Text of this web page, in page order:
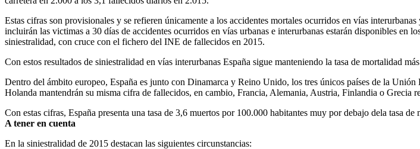
Estas cifras son provisionales y se refieren únicamente a los accidentes mortales ocurridos en vías
incluirán las victimas a 30 días de accidentes ocurridos en vías urbanas e interurbanas estarán disponibles en
siniestralidad, con cruce con el fichero del INE de fallecidos en 2015.
Con estos resultados de siniestralidad en vías interurbanas España sigue manteniendo la tasa de mortalidad
Dentro del ámbito europeo, España es junto con Dinamarca y Reino Unido, los tres únicos países de la
Holanda mantendrán su misma cifra de fallecidos, en cambio, Francia, Alemania, Austria, Finlandia o Grecia
Con estas cifras, España presenta una tasa de 3,6 muertos por 100.000 habitantes muy por debajo dela tasa
A tener en cuenta
En la siniestralidad de 2015 destacan las siguientes circunstancias: